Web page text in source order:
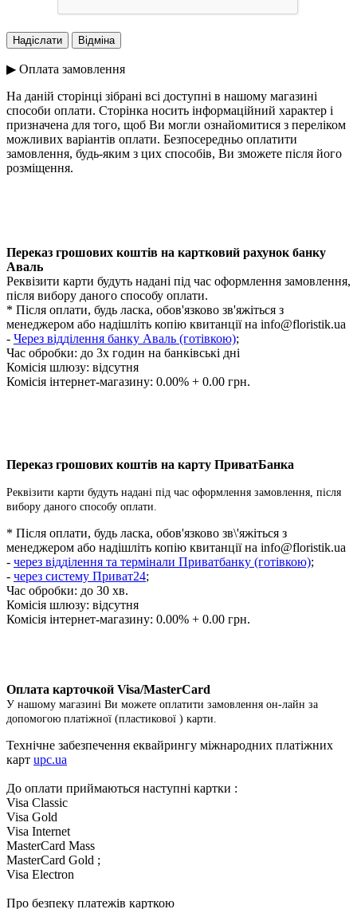
▶ Оплата замовлення
На даній сторінці зібрані всі доступні в нашому магазині
способи оплати. Сторінка носить інформаційний характер і
призначена для того, щоб Ви могли ознайомитися з переліком
можливих варіантів оплати. Безпосередньо оплатити
замовлення, будь-яким з цих способів, Ви зможете після його
розміщення.
Переказ грошових коштів на картковий рахунок банку
Аваль
Реквізити карти будуть надані під час оформлення замовлення,
після вибору даного способу оплати.
* Після оплати, будь ласка, обов'язково зв'яжіться з
менеджером або надішліть копію квитанції на info@floristik.ua
- Через відділення банку Аваль (готівкою);
Час обробки: до 3х годин на банківські дні
Комісія шлюзу: відсутня
Комісія інтернет-магазину: 0.00% + 0.00 грн.
Переказ грошових коштів на карту ПриватБанка
Реквізити карти будуть надані під час оформлення замовлення, після
вибору даного способу оплати.
* Після оплати, будь ласка, обов'язково зв\'яжіться з
менеджером або надішліть копію квитанції на info@floristik.ua
- через відділення та термінали Приватбанку (готівкою);
- через систему Приват24;
Час обробки: до 30 хв.
Комісія шлюзу: відсутня
Комісія інтернет-магазину: 0.00% + 0.00 грн.
Оплата карточкой Visa/MasterCard
У нашому магазині Ви можете оплатити замовлення он-лайн за
допомогою платіжної (пластикової ) карти.
Технічне забезпечення еквайрингу міжнародних платіжних
карт upc.ua
До оплати приймаються наступні картки :
Visa Classic
Visa Gold
Visa Internet
MasterCard Mass
MasterCard Gold ;
Visa Electron
Про безпеку платежів карткою